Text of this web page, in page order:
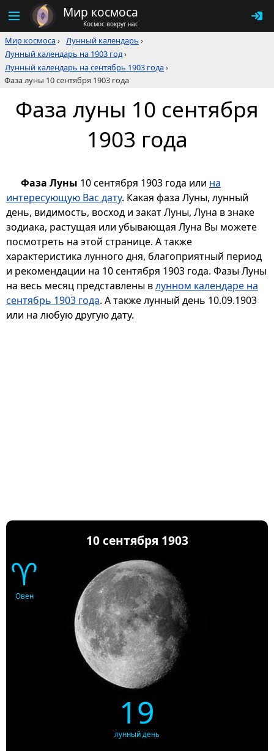
Мир космоса
Космос вокруг нас
Мир космоса› Лунный календарь ›
Лунный календарь на 1903 год›
Лунный календарь на сентябрь 1903 года›
Фаза луны 10 сентября 1903 года
Фаза луны 10 сентября
1903 года
Фаза Луны 10 сентября 1903 года или на
интересующую Вас дату. Какая фаза Луны, лунный
день, видимость, восход и закат Луны, Луна в знаке
зодиака, растущая или убывающая Луна Вы можете
посмотреть на этой странице. А также
характеристика лунного дня, благоприятный период
и рекомендации на 10 сентября 1903 года. Фазы Луны
на весь месяц представлены влунном календаре на
сентябрь 1903 года. А также лунный день 10.09.1903
или на любую другую дату.
10 сентября 1903
♈
Овен
19
лунный день